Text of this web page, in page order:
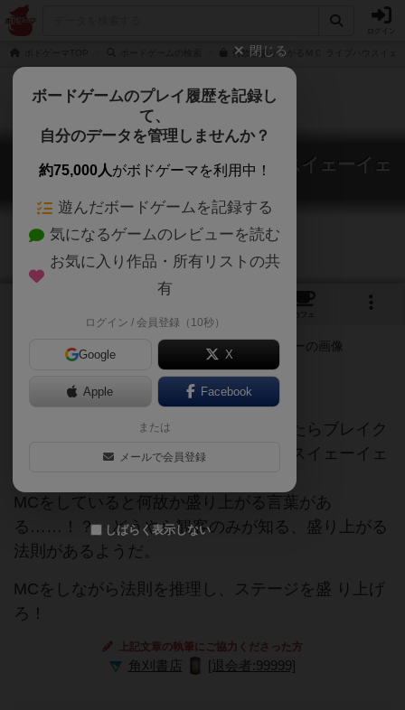
何故か盛り上がるＭＣ ライブハウスイェ
何故か盛り上がるMC ライブハウスイェーイェ
Livehouse Yeah Yeah
カフェ
売れたバンドは”見つけた”奴らだ
「ここのフロアを沸かせることができたらブレイク
間違いなし！」と語られるライブハウスイェーイェ
MCをしていると何故か盛り上がる言葉があ
る……！？ どうやら観客のみが知る、盛り上がる
法則があるようだ。
MCをしながら法則を推理し、ステージを盛 り上げ
ろ！
上記文章の執筆にご協力くださった方
角刈書店 [退会者:99999]
閉じる
ボードゲームのプレイ履歴を記録し
て、
自分のデータを管理しませんか？
約75,000人がボドゲーマを利用中！
遊んだボードゲームを記録する
気になるゲームのレビューを読む
お気に入り作品・所有リストの共
有
ログイン / 会員登録（10秒）
Google X
Apple Facebook
または
メールで会員登録
しばらく表示しない